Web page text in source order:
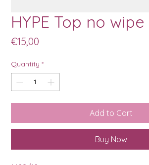
HYPE Top no wipe
€15,00
Quantity *
Add to Cart
Buy Now